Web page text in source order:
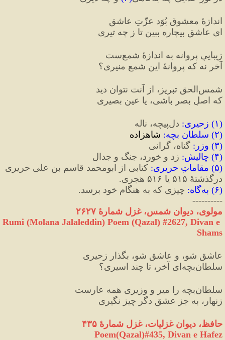
اندازهٔ معشوق بُوَد عزّتِ عاشق
ای عاشقِ بیچاره ببین تا ز چه تیری
زیباییِ پروانه به اندازهٔ شمع‌ست
آخر نه که پروانهٔ این شمعِ منیری؟
شمس‌الحق تبریز، از آنت نتوان دید
که اصلِ بصر باشی، یا عینِ بصیری
(۱) زحیری: دل‌پیچه، ناله
(۲) سلطان بچه: شاهزاده
(۳) وزر : گناه، گرانی
(۴) چالیش: زد و خورد، جنگ و جدال
(۵) مقاماتِ حریری:
درگذشتهٔ ۵۱۵ یا ۵۱۶ هجری.
(۶) به‌گاه : چیزی که به هنگام خود برسد.
----------
مولوی، دیوان شمس، غزل شمارهٔ ۲۶۲۷
Rumi (Molana Jalaleddin) Poem (Qazal) #2627, Divan e
Shams
عاشق شو، و عاشق شو، بگذار زحیری
سلطان‌بچه‌ای آخر، تا چند اسیری؟
سلطان‌بچه را میر و وزیری همه عارست
زنهار، به جز عشق دگر چیز نگیری
حافظ، دیوان غزلیات، غزل شمارهٔ ۴۳۵
Poem(Qazal)#435, Divan e Hafez